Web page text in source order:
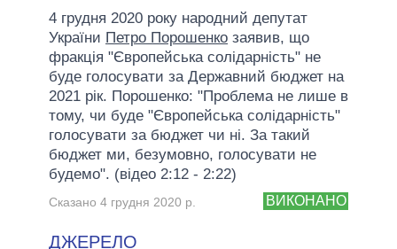
4 грудня 2020 року народний депутат
України Петро Порошенко заявив, що
фракція "Європейська солідарність" не
буде голосувати за Державний бюджет на
2021 рік. Порошенко: "Проблема не лише в
тому, чи буде "Європейська солідарність"
голосувати за бюджет чи ні. За такий
бюджет ми, безумовно, голосувати не
будемо". (відео 2:12 - 2:22)
ВИКОНАНО
Сказано 4 грудня 2020 р.
ДЖЕРЕЛО